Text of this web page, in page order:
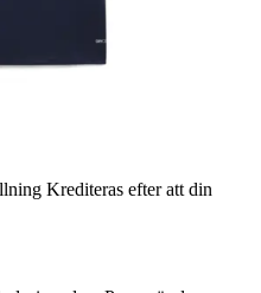
Krediteras efter att din